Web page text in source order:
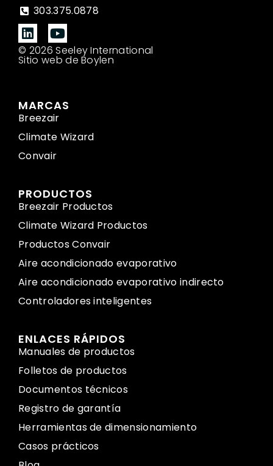
303.375.0878
© 2026 Seeley International
Sitio web de Boylen
MARCAS
Breezair
Climate Wizard
Convair
PRODUCTOS
Breezair Productos
Climate Wizard Productos
Productos Convair
Aire acondicionado evaporativo
Aire acondicionado evaporativo indirecto
Controladores inteligentes
ENLACES RÁPIDOS
Manuales de productos
Folletos de productos
Documentos técnicos
Registro de garantía
Herramientas de dimensionamiento
Casos prácticos